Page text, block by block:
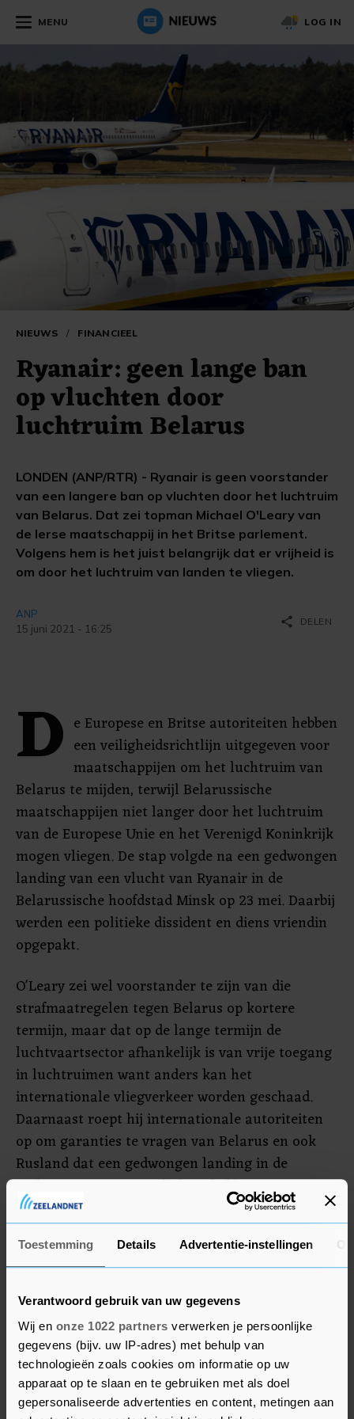
Toestemming Details Advertentie-instellingen
Verantwoord gebruik van uw gegevens
Wij en onze 1022 partners verwerken je persoonlijke
gegevens (bijv. uw IP-adres) met behulp van
technologieën zoals cookies om informatie op uw
apparaat op te slaan en te gebruiken met als doel
gepersonaliseerde advertenties en content, metingen aan
MENU LOG IN
NIEUWS / FINANCIEEL
Ryanair: geen lange ban
op vluchten door
luchtruim Belarus
LONDEN (ANP/RTR) - Ryanair is geen voorstander
van een langere ban op vluchten door het luchtruim
van Belarus. Dat zei topman Michael O'Leary van
de Ierse maatschappij in het Britse parlement.
Volgens hem is het juist belangrijk dat er vrijheid is
om door het luchtruim van landen te vliegen.
ANP
15 juni 2021 - 16:25
share DELEN
D e Europese en Britse autoriteiten hebben
een veiligheidsrichtlijn uitgegeven voor
maatschappijen om het luchtruim van
Belarus te mijden, terwijl Belarussische
maatschappijen niet langer door het luchtruim
van de Europese Unie en het Verenigd Koninkrijk
mogen vliegen. De stap volgde na een gedwongen
landing van een vlucht van Ryanair in de
Belarussische hoofdstad Minsk op 23 mei. Daarbij
werden een politieke dissident en diens vriendin
opgepakt.
O'Leary zei wel voorstander te zijn van die
strafmaatregelen tegen Belarus op kortere
termijn, maar dat op de lange termijn de
luchtvaartsector afhankelijk is van vrije toegang
in luchtruimen want anders kan het
internationale vliegverkeer worden geschaad.
Daarnaast roept hij internationale autoriteiten
op om garanties te vragen van Belarus en ook
Rusland dat een gedwongen landing in de
toekomst niet meer zal plaatshebben.
De internationale luchtvaartbrancheorganisatie
IATA hekelde onlangs ook al de
veiligheidsrichtlijn om vliegtuigen niet meer door
het Belarussische luchtruim te laten vliegen.
Politiek en luchtvaart moeten gescheiden te
blijven, zei IATA-voorzitter Willie Walsh.